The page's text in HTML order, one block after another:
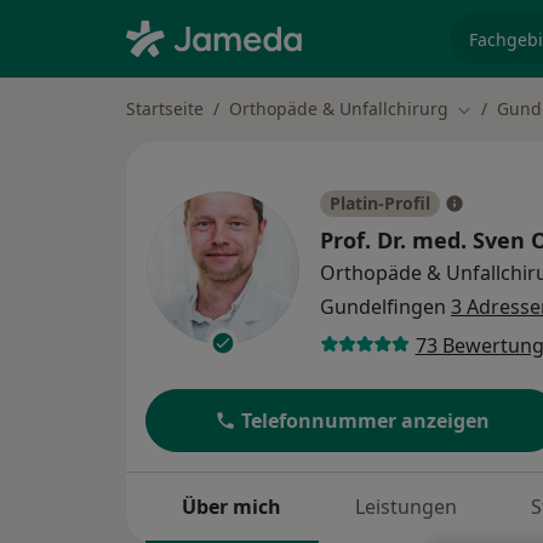
Startseite Orthopäde & Unfallchirurg Stadt
Platin-Profil
Prof. Dr. med. Sven
Orthopäde &
Gundelfingen 3
73
Telefonnummer anzeigen
Über mich Leistungen